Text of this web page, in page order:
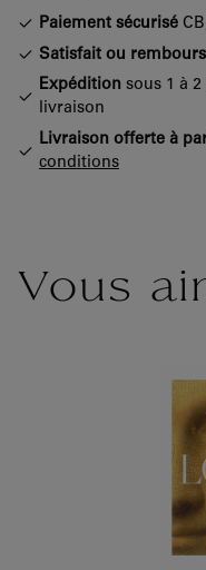
Paiement sécurisé
Satisfait ou
Expédition sous 1 à
livraison
Livraison offerte à
conditions
Vous